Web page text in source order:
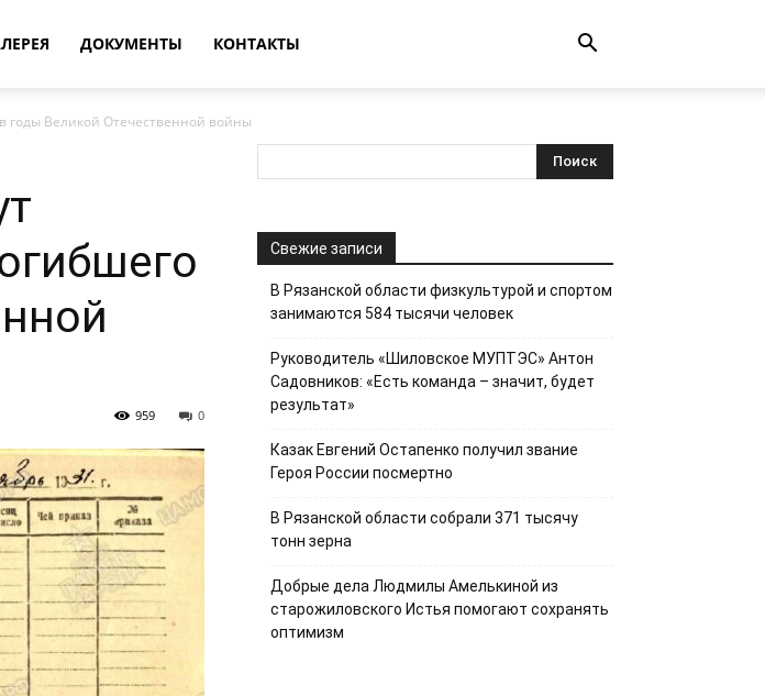
ДОКУМЕНТЫ КОНТАКТЫ
годы Великой Отечественной войны
0
959
Свежие записи
В Рязанской области физкультурой и спортом
занимаются 584 тысячи человек
Руководитель «Шиловское МУПТЭС» Антон
Садовников: «Есть команда – значит, будет
результат»
Казак Евгений Остапенко получил звание
Героя России посмертно
В Рязанской области собрали 371 тысячу
тонн зерна
Добрые дела Людмилы Амелькиной из
старожиловского Истья помогают сохранять
оптимизм